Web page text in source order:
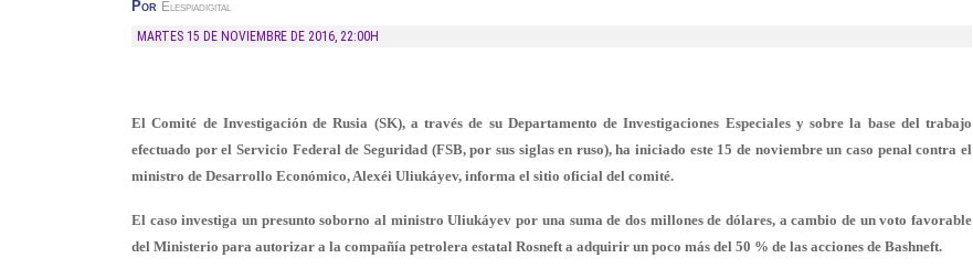
Por Elespiadigital
MARTES 15 DE NOVIEMBRE DE 2016, 22:00H
El Comité de Investigación de Rusia (SK), a través de su Departamento de Investigaciones Especiales y sobre la base del trabajo
efectuado por el Servicio Federal de Seguridad (FSB, por sus siglas en ruso), ha iniciado este 15 de noviembreun caso penal contra el
ministro de Desarrollo Económico, Alexéi Uliukáyev, informa el sitio oficial del comité.
El caso investiga un presunto soborno al ministro Uliukáyev por una suma de dos millones de dólares, a cambio de un voto favorable
del Ministerio para autorizar a la compañía petrolera estatal Rosneft a adquirir un poco más del 50 % de las acciones de Bashneft.